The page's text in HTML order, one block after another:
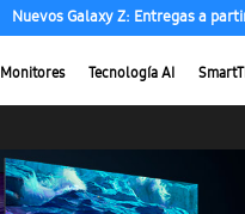
Nuevos Galaxy Z: Entregas a
Monitores Tecnología AI